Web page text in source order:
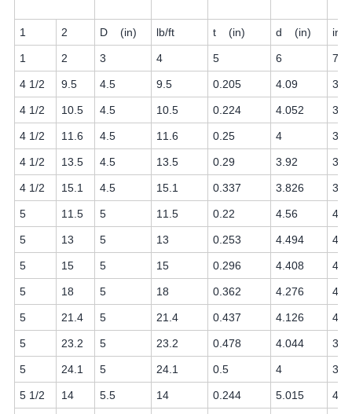
1 2 D (in) lb/ft t (in) d (in) in
1 2 3 4 5 6 7
4 1/2 9.5 4.5 9.5 0.205 4.09
4 1/2 10.5 4.5 10.5 0.224 4.052
4 1/2 11.6 4.5 11.6 0.25 4
4 1/2 13.5 4.5 13.5 0.29 3.92
4 1/2 15.1 4.5 15.1 0.337 3.826
5 11.5 5 11.5 0.22 4.56
5 13 5 13 0.253 4.494
5 15 5 15 0.296 4.408
5 18 5 18 0.362 4.276
5 21.4 5 21.4 0.437 4.126
5 23.2 5 23.2 0.478 4.044
5 24.1 5 24.1 0.5 4
5 1/2 14 5.5 14 0.244 5.015